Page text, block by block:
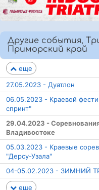
Другие события,
Приморский край
еще
27.05.2023 - Дуатлон
06.05.2023 - Краевой
спринт"
29.04.2023 -
Владивостоке
05.03.2023 - Краевые
"Дерсу-Узала"
04-05.02.2023 - ЗИМНИЙ
еще